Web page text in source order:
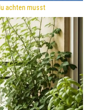
achten musst